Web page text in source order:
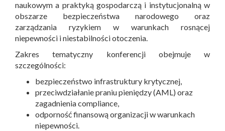
naukowym a praktyką gospodarczą i instytucjonalną w
obszarze bezpieczeństwa narodowego oraz
zarządzania ryzykiem w warunkach rosnącej
niepewności i niestabilności otoczenia.
Zakres tematyczny konferencji obejmuje w
szczególności:
bezpieczeństwo infrastruktury krytycznej,
przeciwdziałanie praniu pieniędzy (AML) oraz
zagadnienia compliance,
odporność finansową organizacji w warunkach
niepewności.